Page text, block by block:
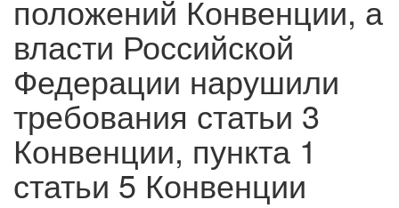
положений Конвенции, а
власти Российской
Федерации нарушили
требования статьи 3
Конвенции, пункта 1
статьи 5 Конвенции